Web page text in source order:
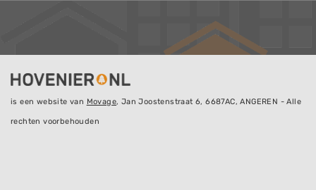
is een website van Movage, Jan Joostenstraat 6, 6687AC, ANGEREN - Alle
rechten voorbehouden